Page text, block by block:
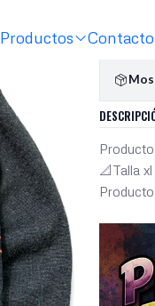
Productos Contacto
📐Talla